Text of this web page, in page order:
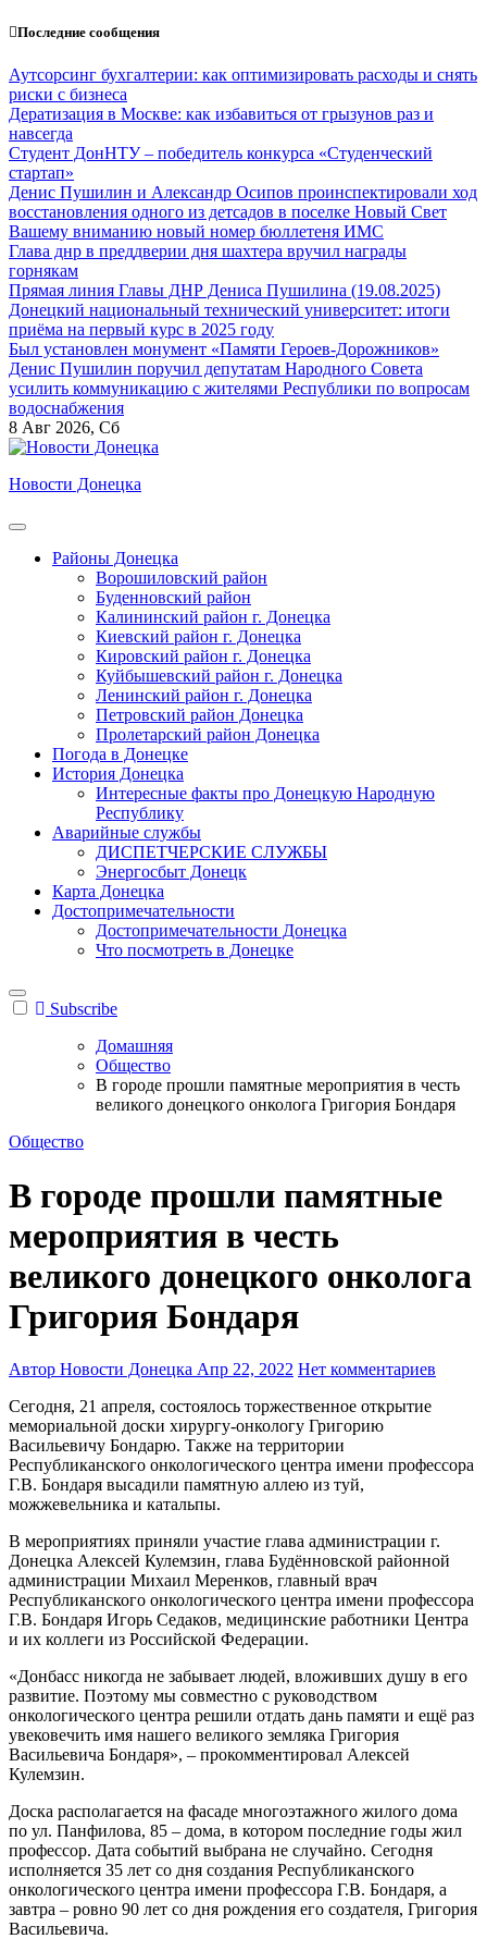
Перейти
содержанию
Последние сообщения
Аутсорсинг бухгалтерии: как оптимизировать расходы и снять
риски с бизнеса
Дератизация в Москве: как избавиться от грызунов раз и
навсегда
Студент ДонНТУ – победитель конкурса «Студенческий
стартап»
Денис Пушилин и Александр Осипов проинспектировали ход
восстановления одного из детсадов в поселке Новый Свет
Вашему вниманию новый номер бюллетеня ИМС
Глава днр в преддверии дня шахтера вручил награды
горнякам
Прямая линия Главы ДНР Дениса Пушилина (19.08.2025)
Донецкий национальный технический университет: итоги
приёма на первый курс в 2025 году
Был установлен монумент «Памяти Героев-Дорожников»
Денис Пушилин поручил депутатам Народного Совета
усилить коммуникацию с жителями Республики по вопросам
водоснабжения
8 Авг 2026, Сб
Новости Донецка
Районы Донецка
Ворошиловский район
Буденновский район
Калининский район г. Донецка
Киевский район г. Донецка
Кировский район г. Донецка
Куйбышевский район г. Донецка
Ленинский район г. Донецка
Петровский район Донецка
Пролетарский район Донецка
Погода в Донецке
История Донецка
Интересные факты про Донецкую Народную
Республику
Аварийные службы
ДИСПЕТЧЕРСКИЕ СЛУЖБЫ
Энергосбыт Донецк
Карта Донецка
Достопримечательности
Достопримечательности Донецка
Что посмотреть в Донецке
Subscribe
Домашняя
Общество
В городе прошли памятные мероприятия в честь
великого донецкого онколога Григория Бондаря
Общество
В городе прошли памятные
мероприятия в честь
великого донецкого онколога
Григория Бондаря
Автор Новости Донецка Апр 22, 2022 Нет комментариев
Сегодня, 21 апреля, состоялось торжественное открытие
мемориальной доски хирургу-онкологу Григорию
Васильевичу Бондарю. Также на территории
Республиканского онкологического центра имени профессора
Г.В. Бондаря высадили памятную аллею из туй,
можжевельника и катальпы.
В мероприятиях приняли участие глава администрации г.
Донецка Алексей Кулемзин, глава Будённовской районной
администрации Михаил Меренков, главный врач
Республиканского онкологического центра имени профессора
Г.В. Бондаря Игорь Седаков, медицинские работники Центра
и их коллеги из Российской Федерации.
«Донбасс никогда не забывает людей, вложивших душу в его
развитие. Поэтому мы совместно с руководством
онкологического центра решили отдать дань памяти и ещё раз
увековечить имя нашего великого земляка Григория
Васильевича Бондаря», – прокомментировал Алексей
Кулемзин.
Доска располагается на фасаде многоэтажного жилого дома
по ул. Панфилова, 85 – дома, в котором последние годы жил
профессор. Дата событий выбрана не случайно. Сегодня
исполняется 35 лет со дня создания Республиканского
онкологического центра имени профессора Г.В. Бондаря, а
завтра – ровно 90 лет со дня рождения его создателя, Григория
Васильевича.